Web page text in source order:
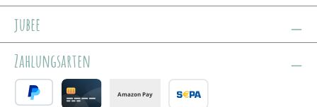
jubee
Zahlungsarten
Amazon Pay